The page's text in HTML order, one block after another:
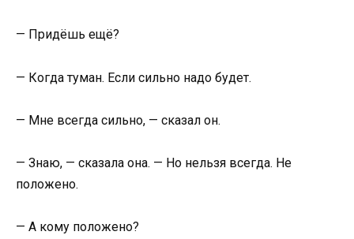
— Придёшь ещё?
— Когда туман. Если сильно надо будет.
— Мне всегда сильно, — сказал он.
— Знаю, — сказала она. — Но нельзя всегда. Не
положено.
— А кому положено?